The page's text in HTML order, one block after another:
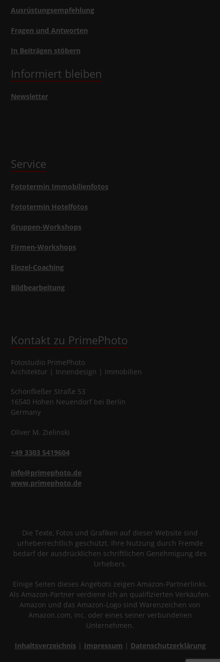
Ausrüstungsempfehlung
Fragen und Antworten
In Beiträgen stöbern
Informiert bleiben
Newsletter
Service
Fototermin Immobilienfotos
Fototermin Hotelfotos
Gruppen-Workshops
Firmen-Workshops
Einzel-Coaching
Bildbearbeitung
Kontakt zu PrimePhoto
Fotostudio PrimePhoto
Architektur | Innendesign | Immobilien
Schönfließer Straße 53
16540 Hohen Neuendorfbei Berlin
Germany
Oliver M. Zielinski
+49 3303 5419604
info@primephoto.de
www.primephoto.de
Die Texte, Fotos und Grafiken auf dieser Website sind
urheberrechtlich geschützt. Ihre Nutzung durch Fremde
bedarf der ausdrücklichen schriftlichen Genehmigung des
Urhebers.
Einige Seiten dieses Angebots zeigen Amazon-Partnerlinks.
Als Amazon-Partner verdiene ich an qualifizierten Verkäufen.
Amazon und das Amazon-Logo sind Warenzeichen von
Amazon.com, Inc. oder eines seiner verbundenen
Unternehmen.
Inhaltsverzeichnis | Impressum | Datenschutzerklärung